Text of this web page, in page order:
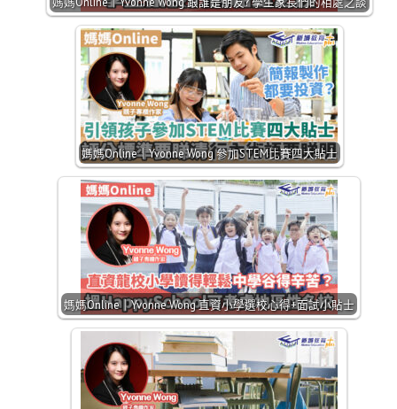
媽媽Online｜Yvonne Wong 參加STEM比賽四大貼士
媽媽Online｜Yvonne Wong 直資小學選校心得+面試小貼士